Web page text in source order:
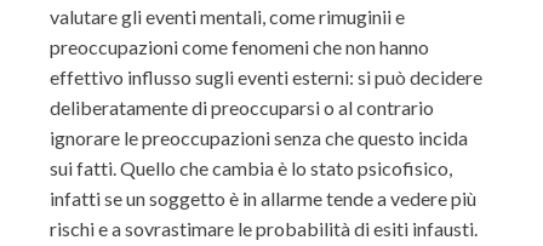
valutare gli eventi mentali, come rimuginii e
preoccupazioni come fenomeni che non hanno
effettivo influsso sugli eventi esterni: si può decidere
deliberatamente di preoccuparsi o al contrario
ignorare le preoccupazioni senza che questo incida
sui fatti. Quello che cambia è lo stato psicofisico,
infatti se un soggetto è in allarme tende a vedere più
rischi e a sovrastimare le probabilità di esiti infausti.